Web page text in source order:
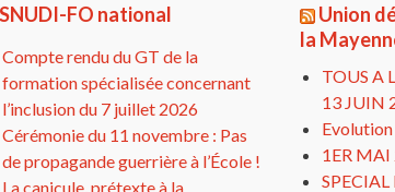
SNUDI-FO national
Compte rendu du GT de la
formation spécialisée concernant
l’inclusion du 7 juillet 2026
Cérémonie du 11 novembre : Pas
de propagande guerrière à l’École !
La canicule, prétexte à la
Union
la
TOUS A
13 JUIN
1ER MAI